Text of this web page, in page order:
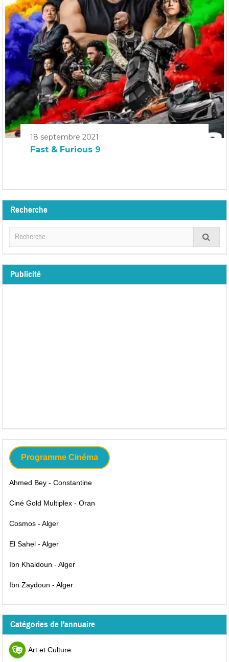
18 septembre 2021
Fast & Furious 9
Recherche
Publicité
Programme Cinéma
Ahmed Bey - Constantine
Ciné Gold Multiplex - Oran
Cosmos - Alger
El Sahel - Alger
Ibn Khaldoun - Alger
Ibn Zaydoun - Alger
Catégories de l'annuaire
Art et Culture